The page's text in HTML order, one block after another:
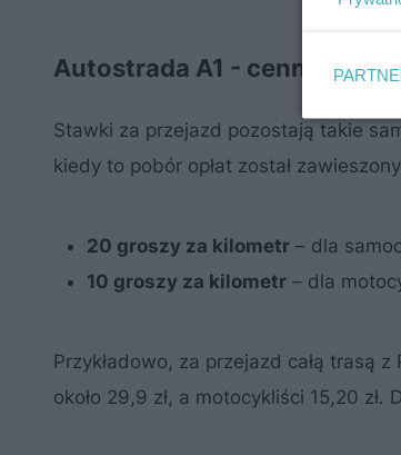
Autostrada A1 - cennik
Stawki za przejazd pozostają takie
kiedy to pobór opłat został
20 groszy za kilometr – dla
10 groszy za kilometr – dla
Przykładowo, za przejazd całą trasą
około 29,9 zł, a motocykliści 15,20